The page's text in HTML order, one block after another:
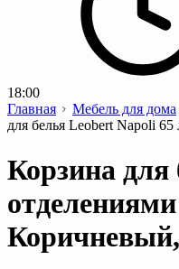
18:00
Главная
Мебель для дома
для белья Leobert Napoli
Корзина для